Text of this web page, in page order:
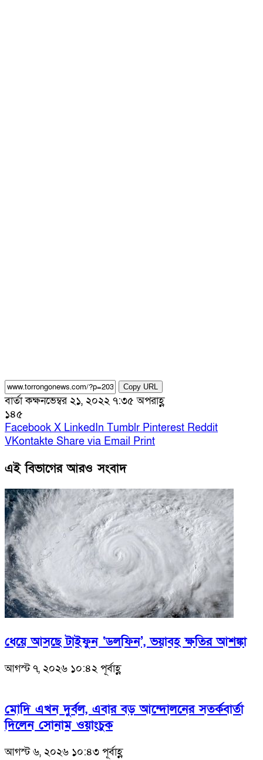
Copy URL
বার্তা কক্ষনভেম্বর ২১, ২০২২ ৭:৩৫ অপরাহ্ণ
১৪৫
Facebook X LinkedIn Tumblr Pinterest Reddit
VKontakte Share via Email Print
এই বিভাগের আরও সংবাদ
ধেয়ে আসছে টাইফুন ‘ডলফিন’, ভয়াবহ ক্ষতির আশঙ্কা
আগস্ট ৭, ২০২৬ ১০:৪২ পূর্বাহ্ণ
মোদি এখন দুর্বল, এবার বড় আন্দোলনের সতর্কবার্তা
দিলেন সোনাম ওয়াংচুক
আগস্ট ৬, ২০২৬ ১০:৪৩ পূর্বাহ্ণ